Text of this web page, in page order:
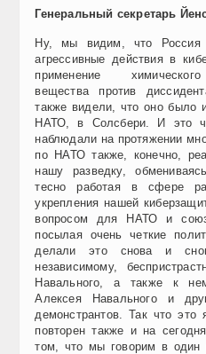
Генеральный секретарь
Ну, мы видим, что Россия
агрессивные действия в
применение химического
вещества против
также видели, что оно было
НАТО, в Солсбери. И это
наблюдали на протяжении
по НАТО также, конечно,
нашу разведку,
тесно работая в сфере
укрепления нашей
вопросом для НАТО и
посылая очень четкие
делали это снова и
независимому,
Навального, а также к
Алексея Навального и
демонстрантов. Так что это
повторен также и на
том, что мы говорим в один